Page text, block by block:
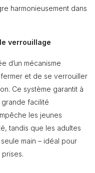
harmonieusement dans
verrouillage
d’un mécanisme
et de se verrouiller
Ce système garantit à
facilité
les jeunes
tandis que les adultes
main – idéal pour